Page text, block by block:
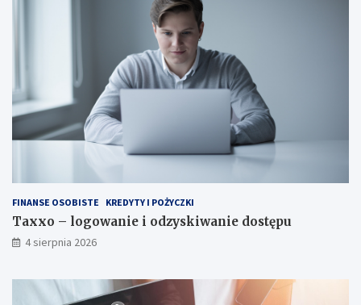
FINANSE OSOBISTE KREDYTY I POŻYCZKI
Taxxo – logowanie i odzyskiwanie dostępu
4 sierpnia 2026